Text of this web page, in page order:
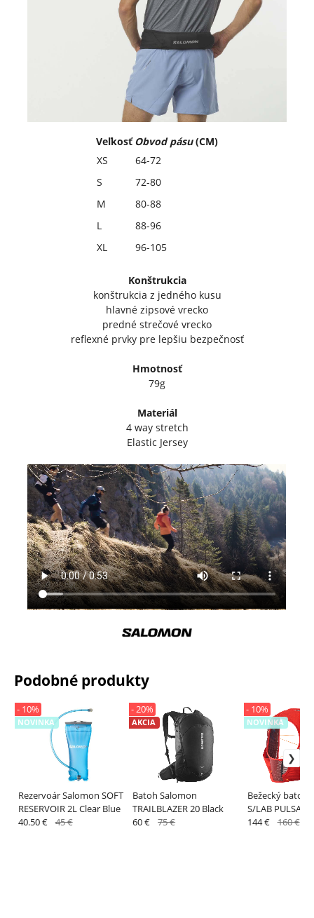
Veľkosť Obvod pásu(CM)
XS
64-72
S
72-80
M
80-88
L
88-96
XL
96-105
Konštrukcia
konštrukcia z jedného kusu
hlavné zipsové vrecko
predné strečové vrecko
reflexné prvky pre lepšiu bezpečnosť
Hmotnosť
79g
Materiál
4 way stretch
Elastic Jersey
Podobné produkty
Rezervoár Salomon SOFT
RESERVOIR 2L Clear Blue
NOVINKA
- 10%
40.50 € 45 €
Batoh Salomon
TRAILBLAZER 20 Black
AKCIA
- 20%
60 € 75 €
Bežecký batoh
S/LAB PULSAR
Red
NOVINKA
- 10%
144 € 160 €